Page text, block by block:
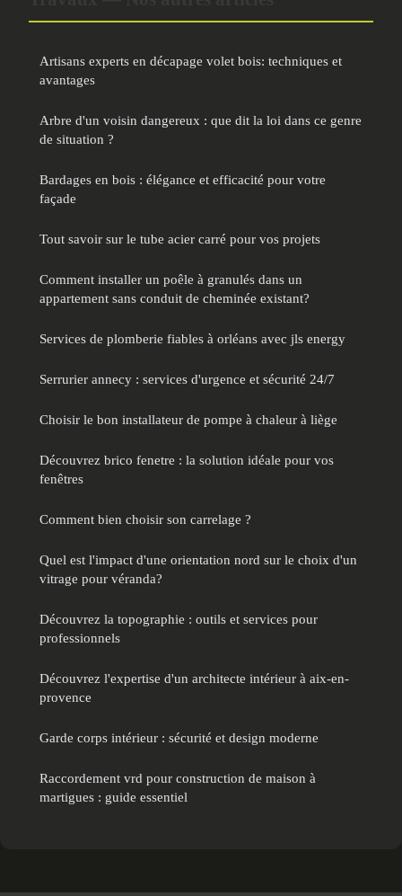
Artisans experts en décapage volet bois: techniques et
avantages
Arbre d'un voisin dangereux : que dit la loi dans ce genre
de situation ?
Bardages en bois : élégance et efficacité pour votre
façade
Tout savoir sur le tube acier carré pour vos projets
Comment installer un poêle à granulés dans un
appartement sans conduit de cheminée existant?
Services de plomberie fiables à orléans avec jls energy
Serrurier annecy : services d'urgence et sécurité 24/7
Choisir le bon installateur de pompe à chaleur à liège
Découvrez brico fenetre : la solution idéale pour vos
fenêtres
Comment bien choisir son carrelage ?
Quel est l'impact d'une orientation nord sur le choix d'un
vitrage pour véranda?
Découvrez la topographie : outils et services pour
professionnels
Découvrez l'expertise d'un architecte intérieur à aix-en-
provence
Garde corps intérieur : sécurité et design moderne
Raccordement vrd pour construction de maison à
martigues : guide essentiel